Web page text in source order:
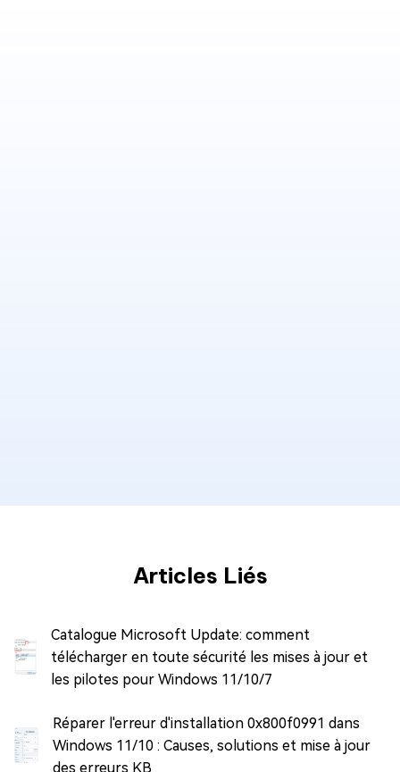
Articles Liés
Catalogue Microsoft Update: comment
télécharger en toute sécurité les mises à jour et
les pilotes pour Windows 11/10/7
Réparer l'erreur d'installation 0x800f0991 dans
Windows 11/10 : Causes, solutions et mise à jour
des erreurs KB